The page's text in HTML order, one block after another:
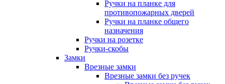
Ручки на планке для
противопожарных дверей
Ручки на планке общего
назначения
Ручки на розетке
Ручки-скобы
Замки
Врезные замки
Врезные замки без ручек